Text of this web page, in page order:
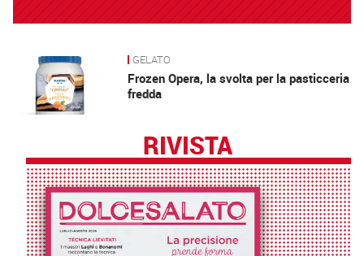
News GELATO
Frozen Opera, la svolta per la pasticceria
fredda
RIVISTA